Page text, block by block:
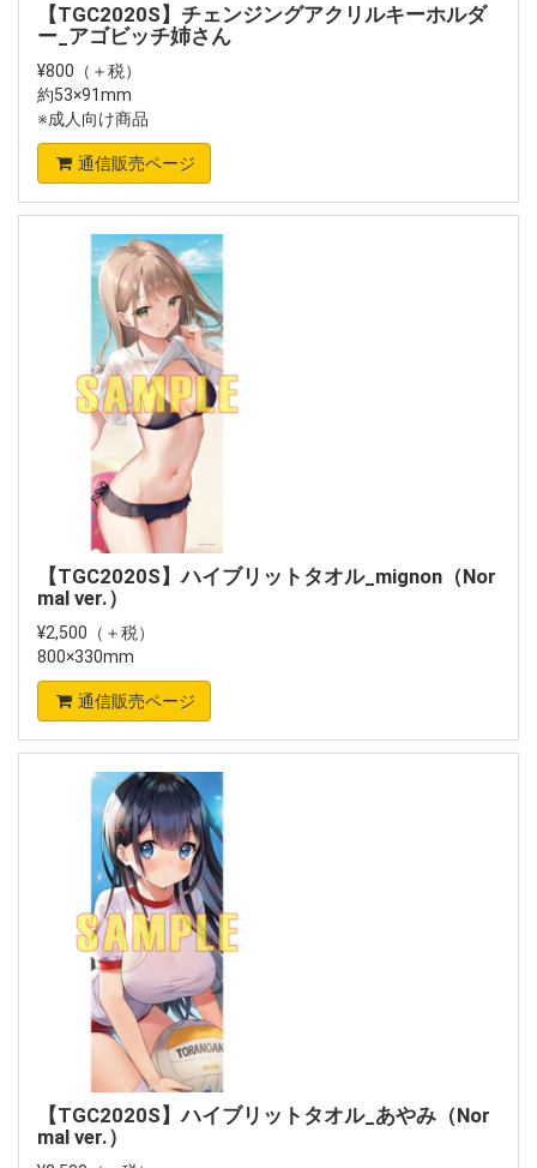
【TGC2020S】チェンジングアクリルキーホルダ
ー_アゴビッチ姉さん
¥800（＋税）
約53×91mm
※成人向け商品
通信販売ページ
【TGC2020S】ハイブリットタオル_mignon（Nor
mal ver.）
¥2,500（＋税）
800×330mm
通信販売ページ
【TGC2020S】ハイブリットタオル_あやみ（Nor
mal ver.）